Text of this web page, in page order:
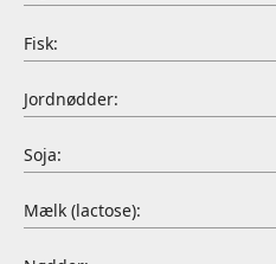
Fisk:
Jordnødder:
Soja:
Mælk (lactose):